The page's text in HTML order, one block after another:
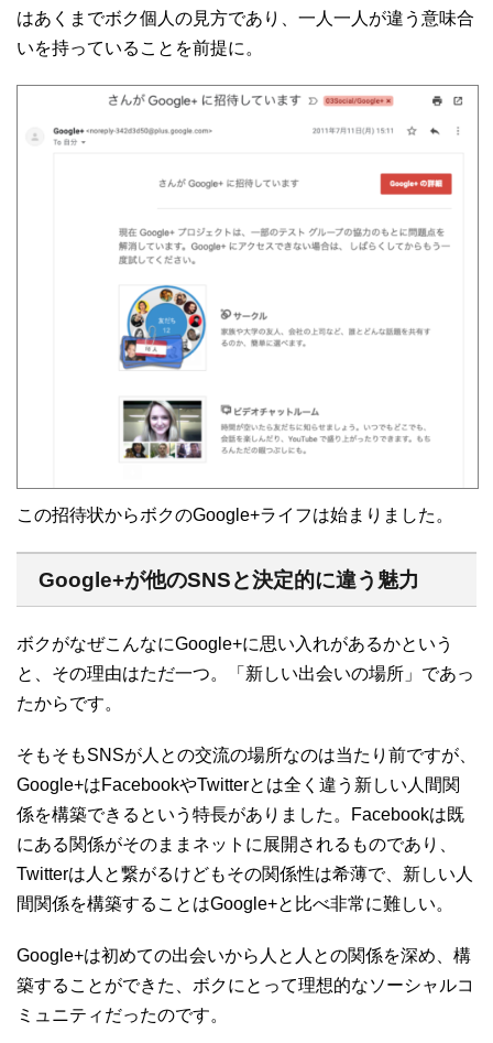
はあくまでボク個人の見方であり、一人一人が違う意味合
いを持っていることを前提に。
この招待状からボクのGoogle+ライフは始まりました。
Google+が他のSNSと決定的に違う魅力
ボクがなぜこんなにGoogle+に思い入れがあるかという
と、その理由はただ一つ。「新しい出会いの場所」であっ
たからです。
そもそもSNSが人との交流の場所なのは当たり前ですが、
Google+はFacebookやTwitterとは全く違う新しい人間関
係を構築できるという特長がありました。Facebookは既
にある関係がそのままネットに展開されるものであり、
Twitterは人と繋がるけどもその関係性は希薄で、新しい人
間関係を構築することはGoogle+と比べ非常に難しい。
Google+は初めての出会いから人と人との関係を深め、構
築することができた、ボクにとって理想的なソーシャルコ
ミュニティだったのです。